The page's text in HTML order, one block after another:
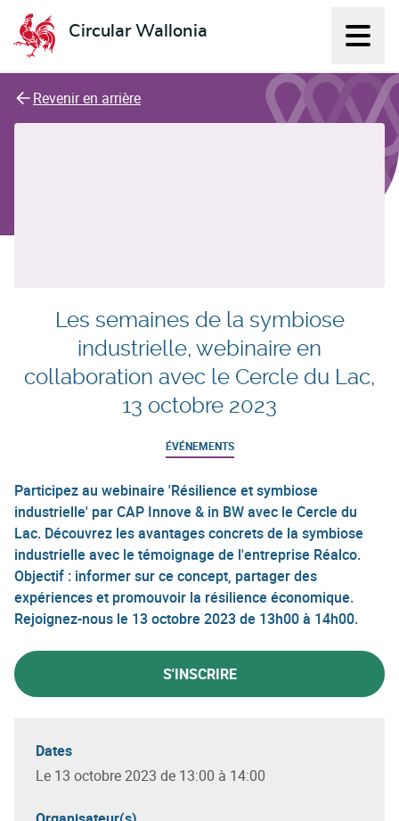
Circular Wallonia
L'économie circulaire
Revenir en arrière
Les semaines de la symbiose
industrielle, webinaire en
collaboration avec le Cercle du Lac,
13 octobre 2023
ÉVÉNEMENTS
Participez au webinaire 'Résilience et symbiose
industrielle' par CAP Innove & in BW avec le Cercle du
Lac. Découvrez les avantages concrets de la symbiose
industrielle avec le témoignage de l'entreprise Réalco.
Objectif : informer sur ce concept, partager des
expériences et promouvoir la résilience économique.
Rejoignez-nous le 13 octobre 2023 de 13h00 à 14h00.
S'INSCRIRE
Dates
Le 13 octobre 2023 de 13:00 à 14:00